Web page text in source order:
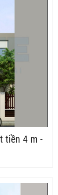
tiền 4 m -